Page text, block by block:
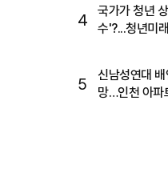
4
국가가 청년
수'?...청년미
5
신남성연대
망…인천 아파